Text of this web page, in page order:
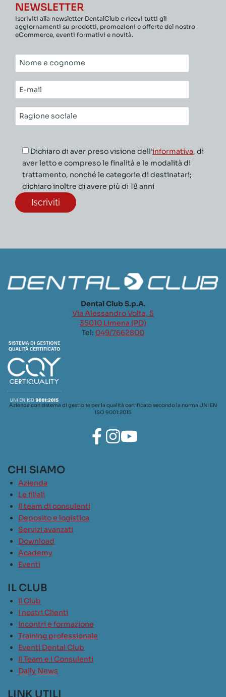
NEWSLETTER
Iscriviti alla newsletter DentalClub e ricevi tutti gli
aggiornamenti su prodotti, promozioni e offerte del nostro
eCommerce, eventi formativi e novità.
Nome
e
cognome*
E-
mail*
Ragione
sociale*
Dichiaro di aver preso visione dell’informativa, di
aver letto e compreso le finalità e le modalità di
trattamento, nonché le categorie di destinatari;
dichiaro inoltre di avere più di 18 anni
Dental Club S.p.A.
Via Alessandro Volta, 5
35010 Limena (PD)
Tel: 049/7662800
Azienda con sistema di gestione per la qualità certificato secondo la norma UNI EN
ISO 9001:2015
CHI SIAMO
Azienda
Le filiali
Il team di consulenti
Deposito e logistica
Servizi avanzati
Download
Academy
Eventi
IL CLUB
Il Club
I nostri Clienti
Incontri e formazione
Training professionale
Eventi Dental Club
Il Team e i Consulenti
Daily News
LINK UTILI